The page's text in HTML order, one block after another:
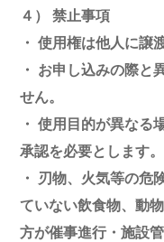
４） 禁止事項
・ 使用権は他人に譲
・ お申し込みの際と
せん。
・ 使用目的が異なる
承認を必要とします。
・ 刃物、火気等の危
ていない飲食物、動
方が催事進行・施設